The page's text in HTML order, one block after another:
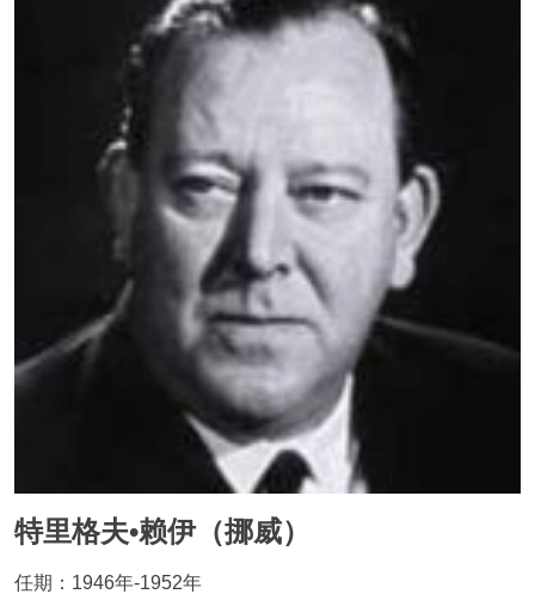
特里格夫•赖伊（挪威）
任期：1946年-1952年